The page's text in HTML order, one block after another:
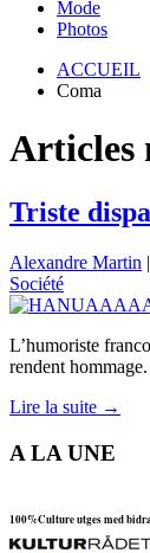
Mode
Photos
ACCUEIL
Coma
Articles
Triste
Alexandre Martin |
Société
L’humoriste
rendent
Lire la suite →
A LA UNE
100%Culture utges med